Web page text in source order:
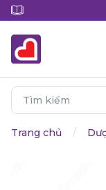
Trang chủ